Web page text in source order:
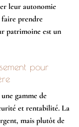
leur autonomie
prendre
patrimoine est un
pour
gamme de
et rentabilité. La
mais plutôt de